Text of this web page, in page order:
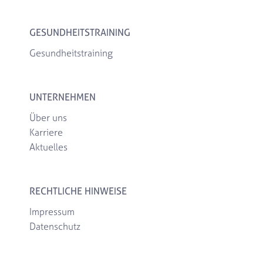
GESUNDHEITSTRAINING
Gesundheitstraining
UNTERNEHMEN
Über uns
Karriere
Aktuelles
RECHTLICHE HINWEISE
Impressum
Datenschutz